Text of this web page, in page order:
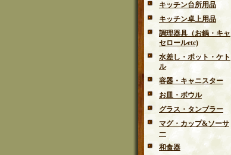
キッチン台所用品
キッチン卓上用品
調理器具（お鍋・キャ
セロールetc)
水差し・ポット・ケト
ル
容器・キャニスター
お皿・ボウル
グラス・タンブラー
マグ・カップ&ソーサ
ー
和食器